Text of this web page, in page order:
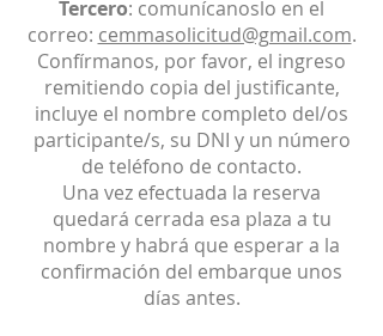
Tercero: comunícanoslo en el
correo: cemmasolicitud@gmail.com.
Confírmanos, por favor, el ingreso
remitiendo copia del justificante,
incluye el nombre completo del/os
participante/s, su DNI y un número
de teléfono de contacto.
Una vez efectuada la reserva
quedará cerrada esa plaza a tu
nombre y habrá que esperar a la
confirmación del embarque unos
días antes.